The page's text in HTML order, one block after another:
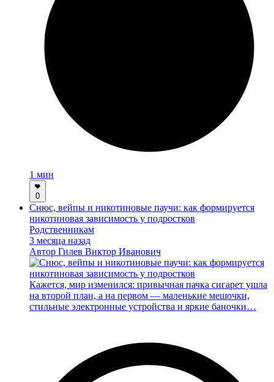
1 мин
0
Снюс, вейпы и никотиновые паучи: как формируется
никотиновая зависимость у подростков
Родственникам
3 месяца назад
Автор Гилев Виктор Иванович
Кажется, мир изменился: привычная пачка сигарет ушла
на второй план, а на первом — маленькие мешочки,
стильные электронные устройства и яркие баночки…